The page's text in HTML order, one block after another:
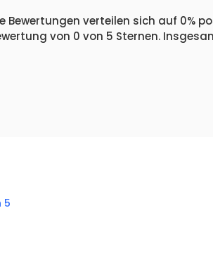
verteilen sich auf 0%
von 0 von 5 Sternen.
5